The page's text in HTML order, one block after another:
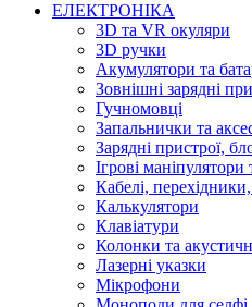
ЕЛЕКТРОНІКА
3D та VR окуляри
3D ручки
Акумулятори та
Зовнішні зарядні
Гучномовці
Запальнички та
Зарядні пристрої,
Ігрові
Кабелі,
Калькулятори
Клавіатури
Колонки та
Лазерні указки
Мікрофони